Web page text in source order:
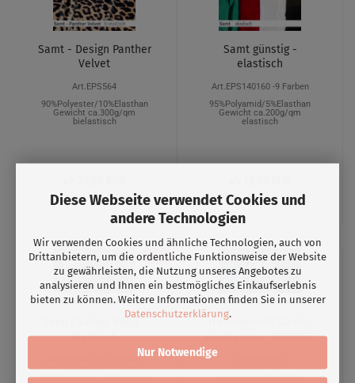
Diese Webseite verwendet Cookies und
andere Technologien
Wir verwenden Cookies und ähnliche Technologien, auch von
Drittanbietern, um die ordentliche Funktionsweise der Website
zu gewährleisten, die Nutzung unseres Angebotes zu
analysieren und Ihnen ein bestmögliches Einkaufserlebnis
bieten zu können. Weitere Informationen finden Sie in unserer
Datenschutzerklärung.
Nur Notwendige
Samt - Design Panther
Velvet
Art.EPS564
90%Polyester/10%Elasthan
Gewicht ca.300g/qm
bielastisch
33,90 EUR/ Meter
Samt günstig -
elastisch
Art.EPS140160 -9 Farben
95%Polyamid/5%Elasthan
Gewicht ca.200g/qm
elastisch
12,90 EUR/ Meter
-47%
elastisch
Art.EPS140185 -3 Farben
90%Polyester/10%Elasthan
Hemdenstoff Samt -
Ausbrenner- HH70552
66%PA/26%PES/8%EL